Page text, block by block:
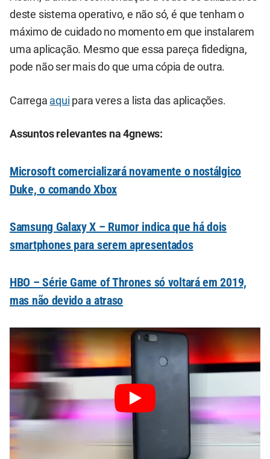
deste sistema operativo, e não só, é que tenham o
máximo de cuidado no momento em que instalarem
uma aplicação. Mesmo que essa pareça fidedigna,
pode não ser mais do que uma cópia de outra.
Carrega aqui para veres a lista das aplicações.
Assuntos relevantes na 4gnews:
Microsoft comercializará novamente o nostálgico
Duke, o comando Xbox
Samsung Galaxy X – Rumor indica que há dois
smartphones para serem apresentados
HBO – Série Game of Thrones só voltará em 2019,
mas não devido a atraso